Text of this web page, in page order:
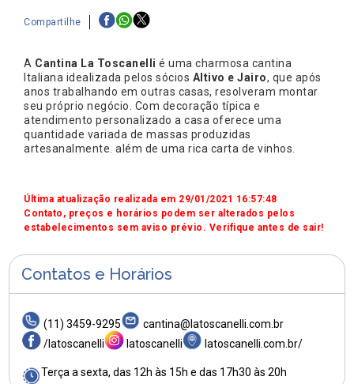
Compartilhe
A Cantina La Toscanelli é uma charmosa cantina
Italiana idealizada pelos sócios Altivo e Jairo, que após
anos trabalhando em outras casas, resolveram montar
seu próprio negócio. Com decoração típica e
atendimento personalizado a casa oferece uma
quantidade variada de massas produzidas
artesanalmente. além de uma rica carta de vinhos.
Última atualização realizada em 29/01/2021 16:57:48
Contato, preços e horários podem ser alterados pelos
estabelecimentos sem aviso prévio. Verifique antes de sair!
Contatos e Horários
(11) 3459-9295
cantina@latoscanelli.com.br
/latoscanelli
latoscanelli latoscanelli.com.br/
Terça a sexta, das 12h às 15h e das 17h30 às 20h